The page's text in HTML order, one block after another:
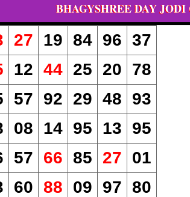
BHAGYSHREE DAY
27 19 84 96 37
12 44 25 20
78
57 92 29 48
93
08 14 95 13
95
57 66 85 27
01
60 88 09 97
80